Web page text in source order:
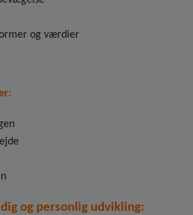
og værdier
og personlig udvikling: